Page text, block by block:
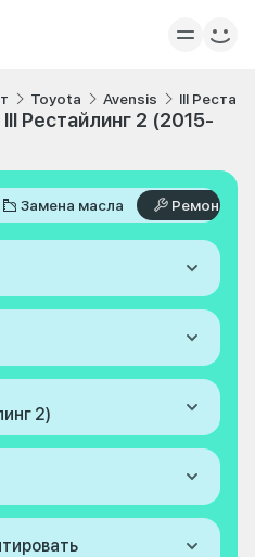
Toyota Avensis III
Рестайлинг 2 (2015-
Замена масла Ремонт
2)